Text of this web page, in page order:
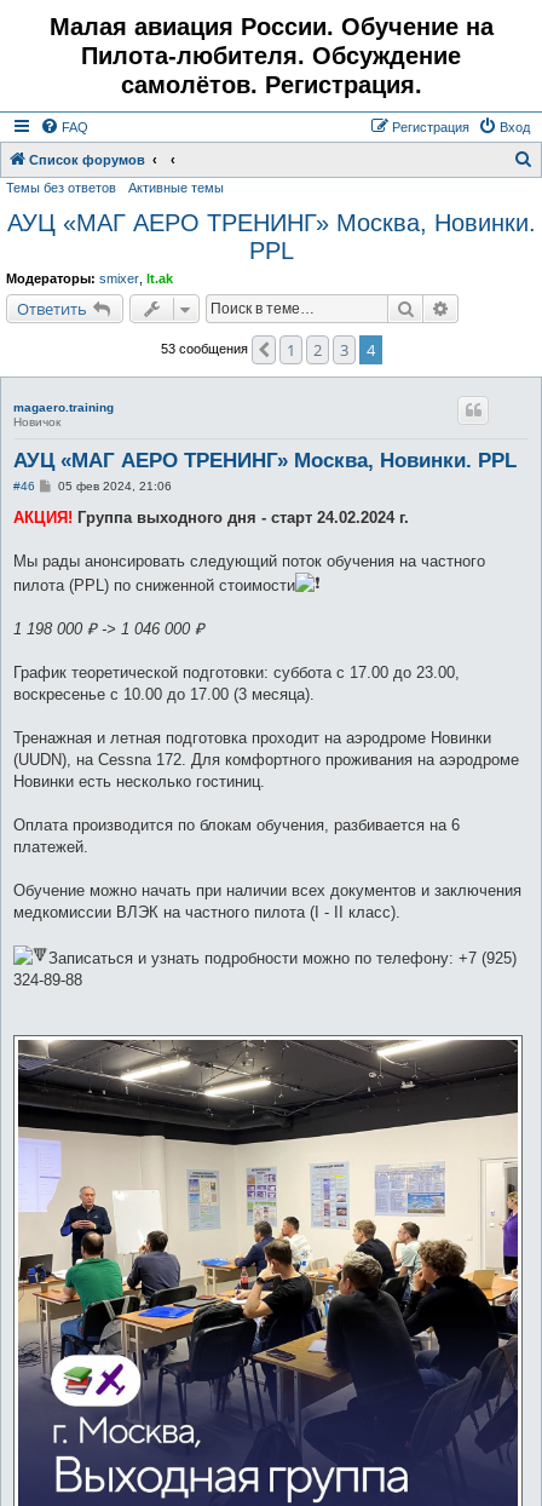
Малая авиация России. Обучение на
Пилота-любителя. Обсуждение
самолётов. Регистрация.
FAQ Вход
Регистрация
Список форумов
Темы без ответов Активные темы
АУЦ «МАГ АЕРО ТРЕНИНГ» Москва, Новинки.
PPL
Модераторы: smixer lt.ak
Ответить Поиск
53 сообщения Пред.
1 2 3 4
magaero.training
Новичок
АУЦ «МАГ АЕРО ТРЕНИНГ» Москва, Новинки. PPL
#46
С
о
е
н
и
05 фев 2024, 21:06
АКЦИЯ! Группа выходного дня - старт 24.02.2024 г.
Мы рады анонсировать следующий поток обучения на частного
пилота (PPL) по сниженной стоимости
1 198 000 ₽ -> 1 046 000 ₽
График теоретической подготовки: суббота с 17.00 до 23.00,
воскресенье с 10.00 до 17.00 (3 месяца).
Тренажная и летная подготовка проходит на аэродроме Новинки
(UUDN), на Cessna 172. Для комфортного проживания на аэродроме
Новинки есть несколько гостиниц.
Оплата производится по блокам обучения, разбивается на 6
платежей.
Обучение можно начать при наличии всех документов и заключения
медкомиссии ВЛЭК на частного пилота (I - II класс).
Записаться и узнать подробности можно по телефону: +7 (925)
324-89-88